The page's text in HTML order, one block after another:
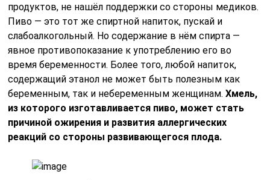
продуктов, не нашёл поддержки со стороны медиков.
Пиво — это тот же спиртной напиток, пускай и
слабоалкогольный. Но содержание в нём спирта —
явное противопоказание к употреблению его во
время беременности. Более того, любой напиток,
содержащий этанол не может быть полезным как
беременным, так и небеременным женщинам.Хмель,
из которого изготавливается пиво, может стать
причиной ожирения и развития аллергических
реакций со стороны развивающегося плода.